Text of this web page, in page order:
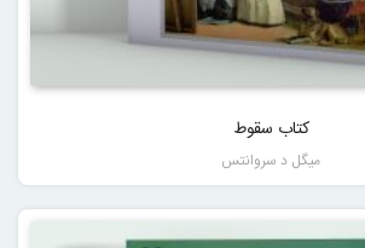
کتاب سقوط
میگل د سروانتس